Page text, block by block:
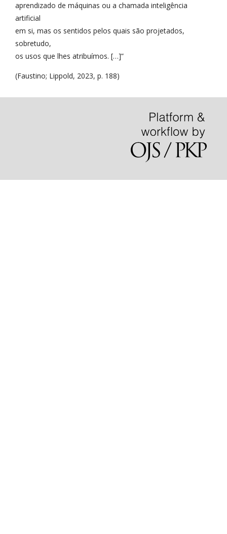
aprendizado de máquinas ou a chamada inteligência
artificial
em si, mas os sentidos pelos quais são projetados,
sobretudo,
os usos que lhes atribuímos. […]”
(Faustino; Lippold, 2023, p. 188)